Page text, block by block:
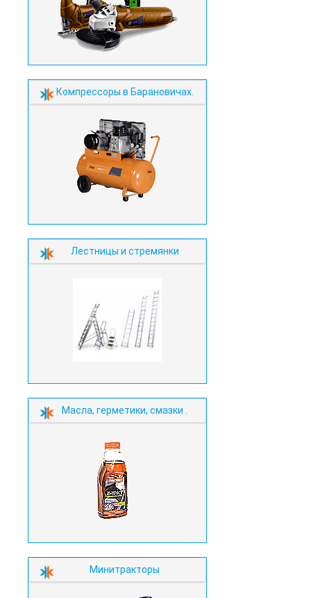
Компрессоры в Барановичах.
Лестницы и стремянки
Масла, герметики, смазки .
Минитракторы